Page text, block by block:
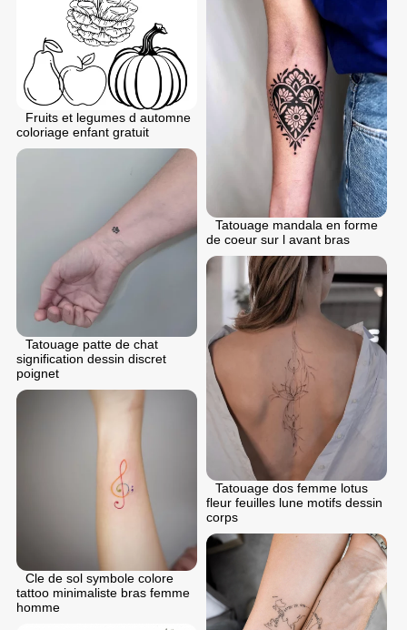
Fruits et legumes d automne
coloriage enfant gratuit
Tatouage mandala en forme
de coeur sur l avant bras
Tatouage patte de chat
signification dessin discret
poignet
Tatouage dos femme lotus
fleur feuilles lune motifs dessin
corps
Cle de sol symbole colore
tattoo minimaliste bras femme
homme